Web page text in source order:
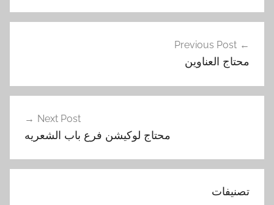
ا
ع
ر
,
المقالات
Previous Post
محتاج العناوين
Next Post
محتاج لوكيشن فرع باب الشعريه
تصنيفات